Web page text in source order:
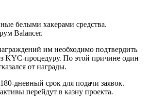
белыми хакерами средства.
Balancer.
им необходимо подтвердить
KYC-процедуру. По этой причине один
от награды.
дневный срок для подачи заявок.
перейдут в казну проекта.